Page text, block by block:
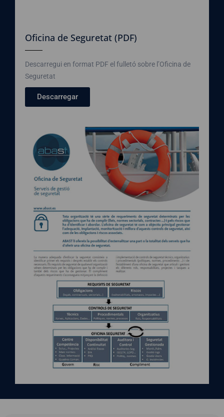
Oficina de Seguretat (PDF)
Descarregui en format PDF el fulletó sobre l’Oficina de
Seguretat
Descarregar